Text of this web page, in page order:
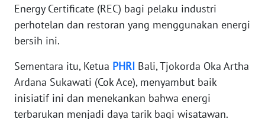
Energy Certificate (REC) bagi pelaku industri
perhotelan dan restoran yang menggunakan energi
bersih ini.
Sementara itu, Ketua PHRI Bali, Tjokorda Oka Artha
Ardana Sukawati (Cok Ace), menyambut baik
inisiatif ini dan menekankan bahwa energi
terbarukan menjadi daya tarik bagi wisatawan.
WN
SUMSEL
BENGKULU
WN